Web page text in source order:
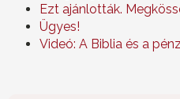
Ezt ajánlották.
Ügyes!
Videó: A Biblia és a pénz